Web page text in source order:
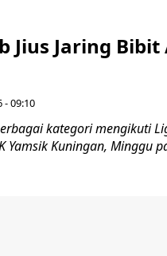
Jius Jaring
- 09:10
kategori mengikuti
Yamsik Kuningan, Minggu